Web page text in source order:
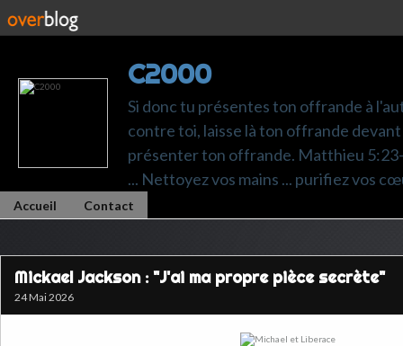
C2000
Si donc tu présentes ton offrande à
contre toi, laisse là ton offrande
présenter ton offrande. Matthieu 5:23-
... Nettoyez vos mains ... purifiez vos
Accueil Contact
Mickael Jackson : "J'ai ma propre pièce secrète"
24 Mai 2026